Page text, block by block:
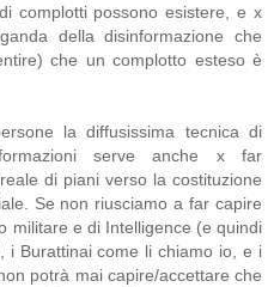
complotti possono esistere, e x
della disinformazione che
che un complotto esteso è
la diffusissima tecnica di
serve anche x far
di piani verso la costituzione
Se non riusciamo a far capire
militare e di Intelligence (e quindi
i Burattinai come li chiamo io, e i
potrà mai capire/accettare che